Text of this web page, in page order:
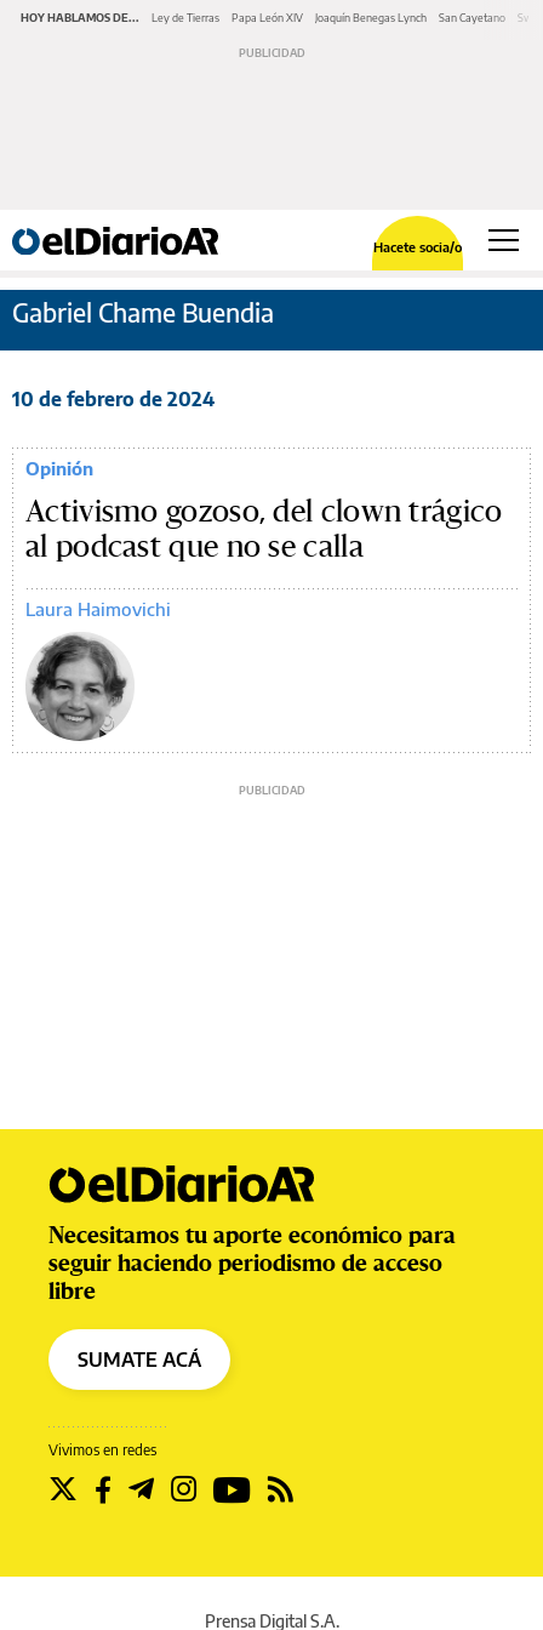
HOY HABLAMOS DE... Ley de Tierras Papa León XIV Joaquín Benegas Lynch San Cayetano
Hacete socia/o
Gabriel Chame Buendia
10 de febrero de 2024
Opinión
Activismo gozoso, del clown trágico
al podcast que no se calla
Laura Haimovichi
Vivimos en redes
Necesitamos tu aporte económico para
seguir haciendo periodismo de acceso
libre
SUMATE ACÁ
Prensa Digital S.A.